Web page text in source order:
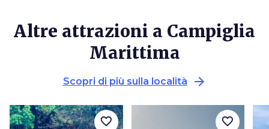
Altre attrazioni a Campiglia
Marittima
Scopri di più sulla località arrow_forward
favorite_border favorite_border